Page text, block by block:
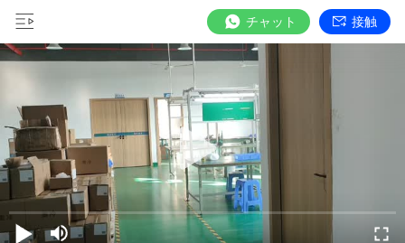
チャット 接触